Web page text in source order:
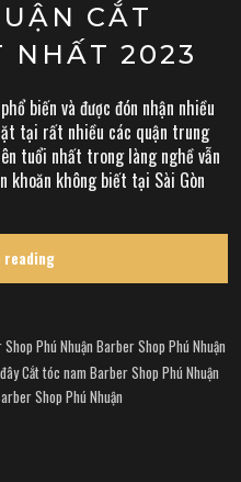
CẮT
NHẤT 2023
biến và được đón nhận nhiều
tại rất nhiều các quận trung
tuổi nhất trong làng nghề vẫn
khoăn không biết tại Sài Gòn
reading
Phú NhuậnBarber Shop Phú Nhuận
Cắt tóc nam Barber Shop Phú Nhuận
Shop Phú Nhuận